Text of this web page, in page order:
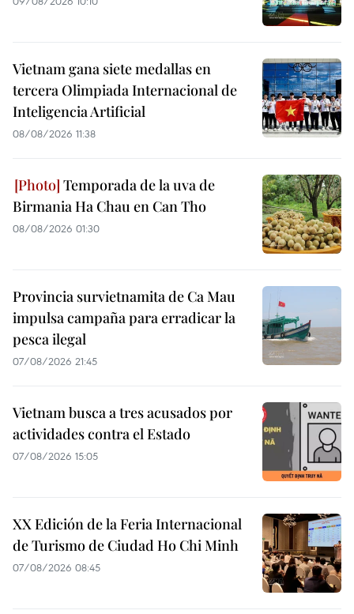
Vietnam gana siete medallas en
tercera Olimpiada Internacional de
Inteligencia Artificial
08/08/2026 11:38
Temporada de la uva de
Birmania Ha Chau en Can Tho
08/08/2026 01:30
Provincia survietnamita de Ca Mau
impulsa campaña para erradicar la
pesca ilegal
07/08/2026 21:45
Vietnam busca a tres acusados por
actividades contra el Estado
07/08/2026 15:05
XX Edición de la Feria Internacional
de Turismo de Ciudad Ho Chi Minh
07/08/2026 08:45